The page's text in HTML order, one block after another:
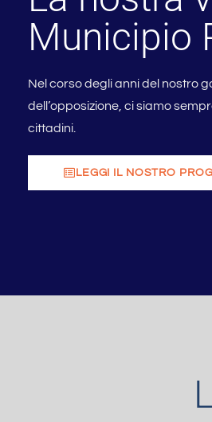
Municipio
Nel corso degli anni del nostro
dell’opposizione, ci siamo
cittadini.
LEGGI IL NOSTRO